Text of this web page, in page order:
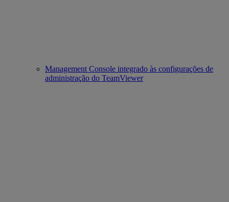
Management Console integrado às configurações de
administração do TeamViewer